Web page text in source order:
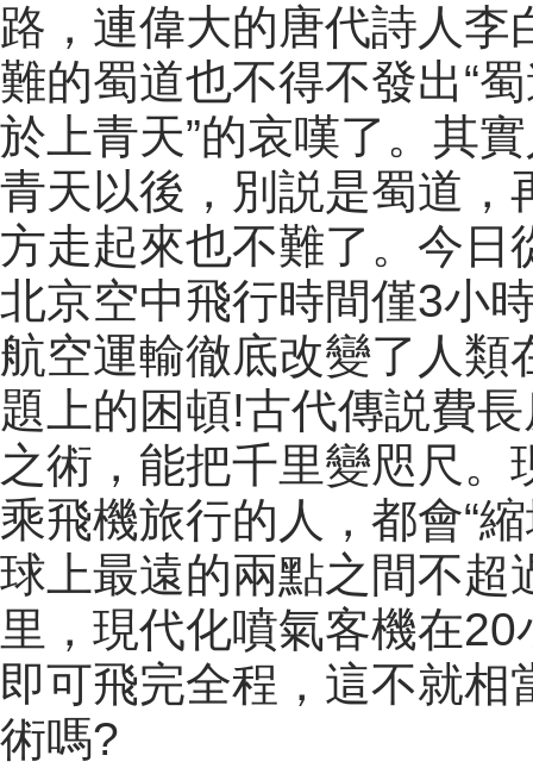
路，連偉大的唐代詩人李
難的蜀道也不得不發出“
於上青天”的哀嘆了。其
青天以後，別説是蜀道，
方走起來也不難了。今日
北京空中飛行時間僅3小
航空運輸徹底改變了人類
題上的困頓!古代傳説費
之術，能把千里變咫尺。
乘飛機旅行的人，都會“
球上最遠的兩點之間不超
里，現代化噴氣客機在20
即可飛完全程，這不就相
術嗎?